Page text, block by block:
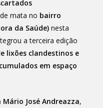
mata no bairro
da Saúde) nesta
a terceira edição
lixões clandestinos e
em espaço
Mário José Andreazza,